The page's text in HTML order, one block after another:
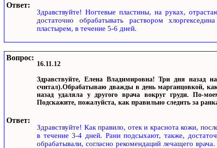
Ответ:
Здравствуйте! Ногтевые пластины, на руках,
достаточно обрабатывать раствором
пластырем, в течение 5-6 дней.
Вопрос:
16.11.12
Здравствуйте, Елена Владимировна! Три дня назад
считал).Обрабатываю дважды в день марганцовкой,
назад удаляла у другого врача вокруг груди. По-
Подскажите, пожалуйста, как правильно следить за
Ответ:
Здравствуйте! Как правило, отек и краснота кожи,
в течение 3-4 дней. Рани подсыхают, также,
обрабатывали, согласно рекомендаций лечащего